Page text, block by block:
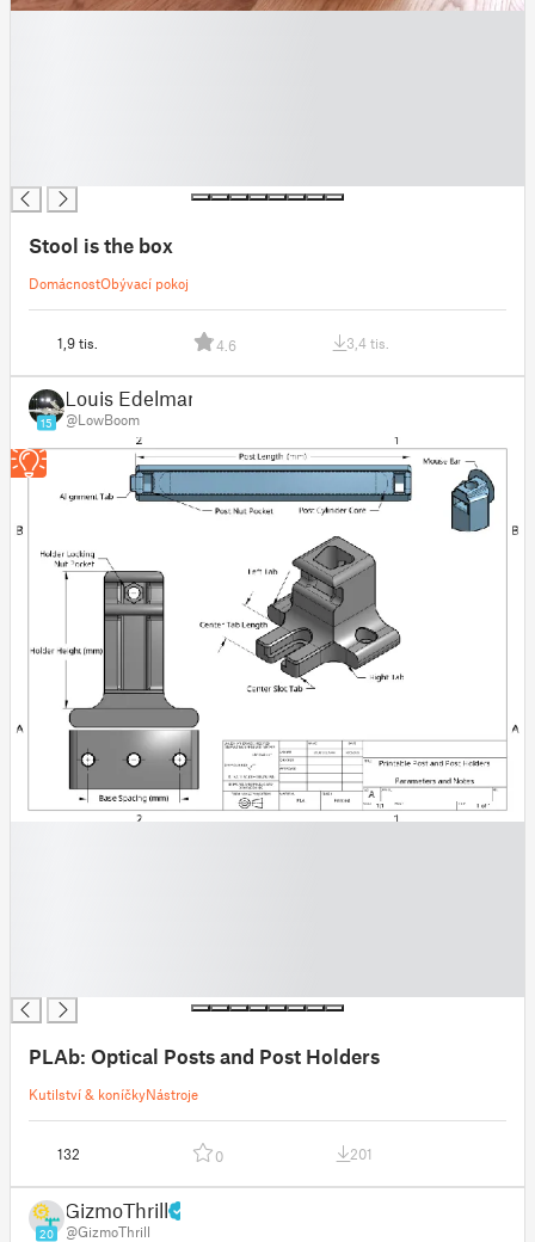
Stool is the box
DomácnostObývací pokoj
1,9 tis. 4.6 3,4 tis.
15
Louis Edelman
@LowBoom
PLAb: Optical Posts and Post Holders
Kutilství & koníčkyNástroje
132 0 201
20
GizmoThrill
@GizmoThrill